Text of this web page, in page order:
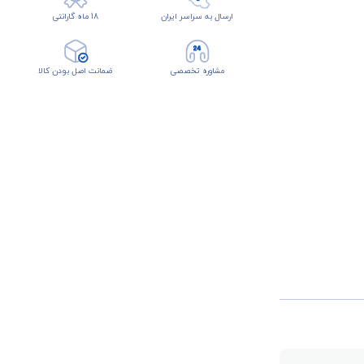
ارسال به سراسر ایران 18 ماه گارانتی
مشاوره تخصصی ضمانت اصل بودن کالا